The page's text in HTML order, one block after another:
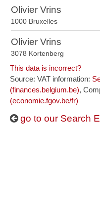
Olivier Vrins
1000 Bruxelles
Olivier Vrins
3078 Kortenberg
This data is incorrect?
Source: VAT information:
(finances.belgium.be),
(economie.fgov.be/fr)
go to our Search